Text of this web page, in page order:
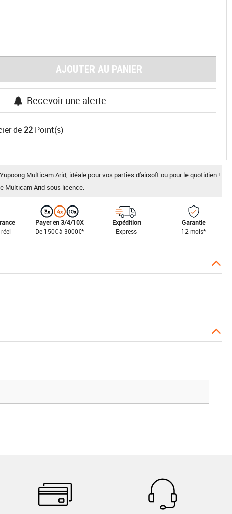
AJOUTER AU PANIER
Recevoir une alerte
de 22 Point(s)
Multicam Arid, idéale pour vos parties d'airsoft ou pour le quotidien !
Multicam Arid sous licence.
Payer en 3/4/10X
De 150€ à 3000€*
Expédition
Express
Garantie
12 mois*